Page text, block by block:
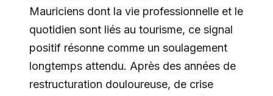
Mauriciens dont la vie professionnelle et le
quotidien sont liés au tourisme, ce signal
positif résonne comme un soulagement
longtemps attendu. Après des années de
restructuration douloureuse, de crise